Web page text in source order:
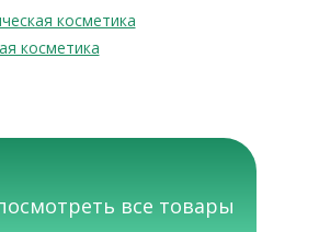
косметика
косметика
все товары